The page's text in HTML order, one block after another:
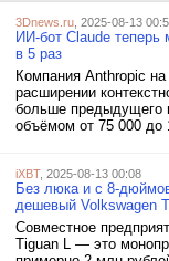
3Dnews.ru , 2025-08-13
ИИ-бот Claude
в 5 раз
Компания Anthropic
расширении
больше предыдущего
объёмом от 75 000 до
iXBT, 2025-08-13 00:08
Без люка и с 8-
дешевый Volkswagen
Совместное
Tiguan L — это